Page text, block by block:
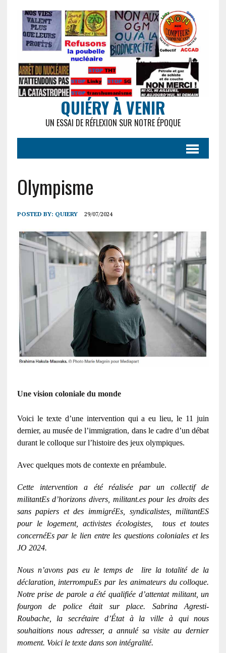
QUIÉRY À VENIR
UN ESSAI DE RÉFLEXION SUR NOTRE ÉPOQUE
Olympisme
POSTED BY: QUIERY 29/07/2024
Une vision coloniale du monde
Voici le texte d’une intervention qui a eu lieu, le 11 juin
dernier, au musée de l’immigration, dans le cadre d’un débat
durant le colloque sur l’histoire des jeux olympiques.
Avec quelques mots de contexte en préambule.
Cette intervention a été réalisée par un collectif de
militantEs d’horizons divers, militant.es pour les droits des
sans papiers et des immigréEs, syndicalistes, militantES
pour le logement, activistes écologistes, tous et toutes
concernéEs par le lien entre les questions coloniales et les
JO 2024.
Nous n’avons pas eu le temps de lire la totalité de la
déclaration, interrompuEs par les animateurs du colloque.
Notre prise de parole a été qualifiée d’attentat militant, un
fourgon de police était sur place. Sabrina Agresti-
Roubache, la secrétaire d’État à la ville à qui nous
souhaitions nous adresser, a annulé sa visite au dernier
moment. Voici le texte dans son intégralité.